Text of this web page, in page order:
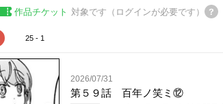
作品チケット 対象です（ログインが必要です）
25 - 1
2026/07/31
第５９話 百年ノ笑ミ⑫